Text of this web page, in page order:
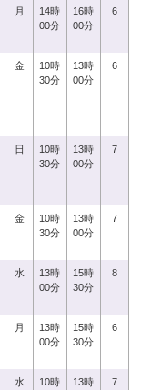
月
14時
00分
16時
00分
6
金
10時
30分
13時
00分
6
日
10時
30分
13時
00分
7
金
10時
30分
13時
00分
7
水
13時
00分
15時
30分
8
月
13時
00分
15時
30分
6
水
10時
13時
7